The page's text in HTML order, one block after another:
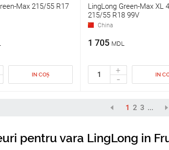
Max 215/55 R17
IN COȘ
LingLong Green-Max XL
215/55 R18 99V
China
1 705 MDL
+
- IN
1 2 3 ...
pentru vara LingLong in